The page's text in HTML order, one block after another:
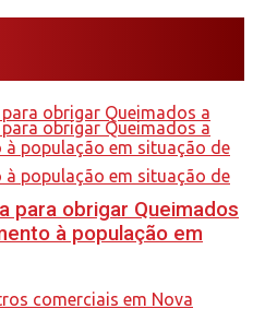
para obrigar Queimados
à população em